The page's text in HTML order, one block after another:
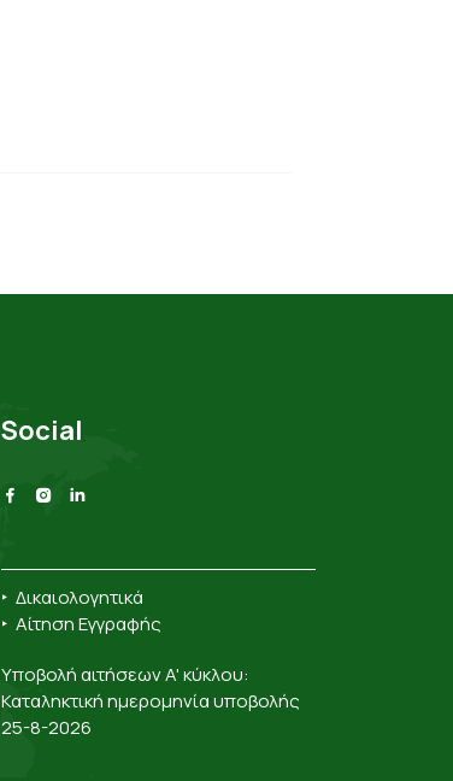
Social
‣ Δικαιολογητικά
‣ Αίτηση Εγγραφής
Υποβολή αιτήσεων A' κύκλου:
Καταληκτική ημερομηνία υποβολής
25-8-2026